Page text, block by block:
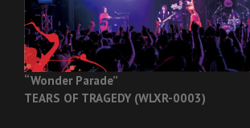
“Wonder Parade”
TEARS OF TRAGEDY (WLXR-0003)